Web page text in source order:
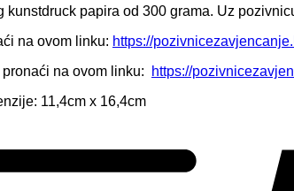
papira od 300 grama. Uz
na ovom linku: https://
na ovom linku:
https://
11,4cm x 16,4cm